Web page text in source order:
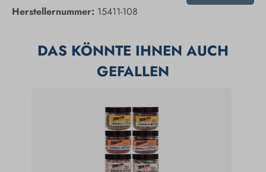
Herstellernummer: 15411-108
DAS KÖNNTE IHNEN AUCH
GEFALLEN